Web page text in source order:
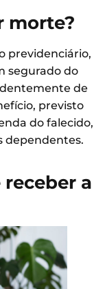
morte?
previdenciário,
segurado do
de
previsto
do falecido,
dependentes.
a